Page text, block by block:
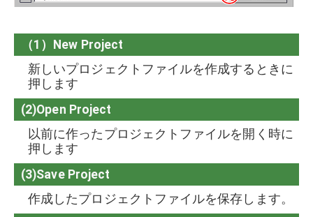
（1）New Project
新しいプロジェクトファイルを作成するときに
押します
(2)Open Project
以前に作ったプロジェクトファイルを開く時に
押します
(3)Save Project
作成したプロジェクトファイルを保存します。